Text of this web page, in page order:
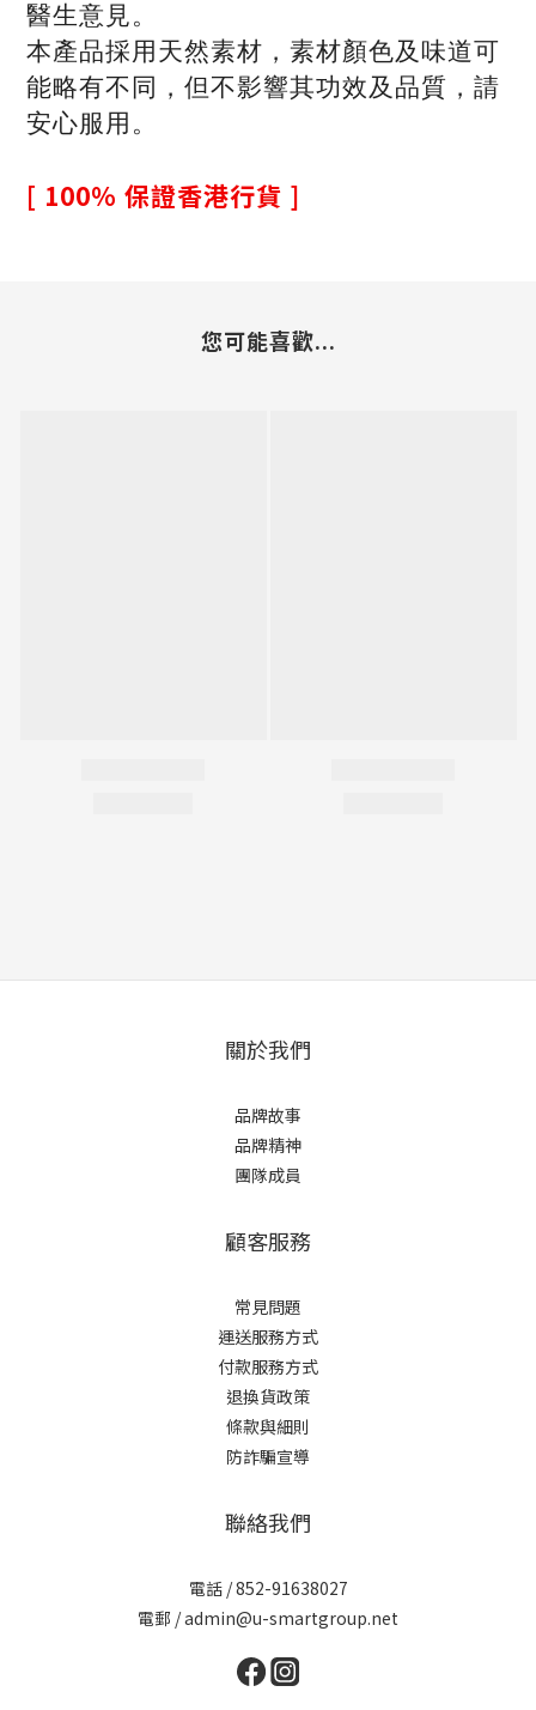
醫生意見。
本產品採用天然素材，素材顏色及味道可
能略有不同，但不影響其功效及品質，請
安心服用。
[ 100% 保證香港行貨 ]
您可能喜歡...
關於我們
品牌故事
品牌精神
團隊成員
顧客服務
常見問題
運送服務方式
付款服務方式
退換貨政策
條款與細則
防詐騙宣導
聯絡我們
電話 / 852-91638027
電郵 / admin@u-smartgroup.net